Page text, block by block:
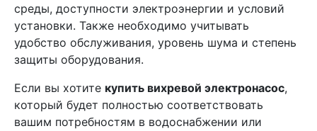
среды, доступности электроэнергии и условий
установки. Также необходимо учитывать
удобство обслуживания, уровень шума и степень
защиты оборудования.
Если вы хотите купить вихревой электронасос,
который будет полностью соответствовать
вашим потребностям в водоснабжении или